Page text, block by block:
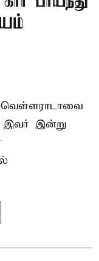
வெள்ளராடாவை
இவர் இன்று